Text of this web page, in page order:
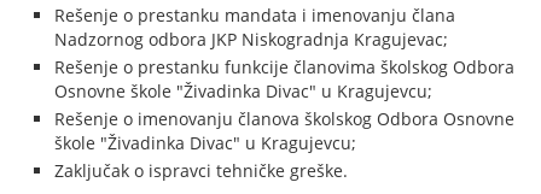
Rešenje o prestanku mandata i imenovanju člana
Nadzornog odbora JKP Niskogradnja Kragujevac;
Rešenje o prestanku funkcije članovima školskog Odbora
Osnovne škole "Živadinka Divac" u Kragujevcu;
Rešenje o imenovanju članova školskog Odbora Osnovne
škole "Živadinka Divac" u Kragujevcu;
Zaključak o ispravci tehničke greške.